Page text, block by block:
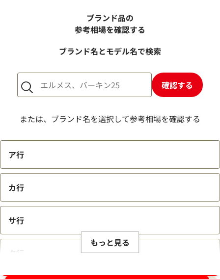
売却するか悩んでいるのですが、査定だけお願いできます
1点からでも査定できますか？
ブランド品の
参考相場を確認する
ブランド名とモデル名で検索
確認する
または、ブランド名を選択して参考相場を確認する
ア行
カ行
サ行
タ行
もっと見る